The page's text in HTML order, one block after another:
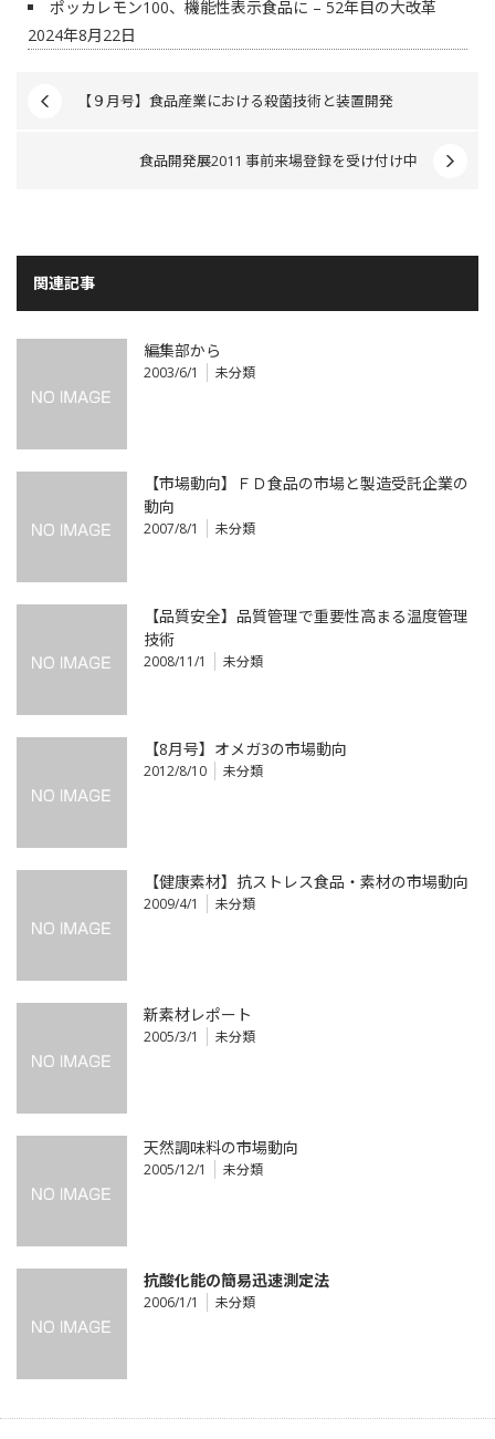
ポッカレモン100、機能性表示食品に – 52年目の大改革
2024年8月22日
【９月号】食品産業における殺菌技術と装置開発
食品開発展2011 事前来場登録を受け付け中
関連記事
編集部から
2003/6/1 未分類
【市場動向】ＦＤ食品の市場と製造受託企業の
動向
2007/8/1 未分類
【品質安全】品質管理で重要性高まる温度管理
技術
2008/11/1 未分類
【8月号】オメガ3の市場動向
2012/8/10 未分類
【健康素材】抗ストレス食品・素材の市場動向
2009/4/1 未分類
新素材レポート
2005/3/1 未分類
天然調味料の市場動向
2005/12/1 未分類
抗酸化能の簡易迅速測定法
2006/1/1 未分類